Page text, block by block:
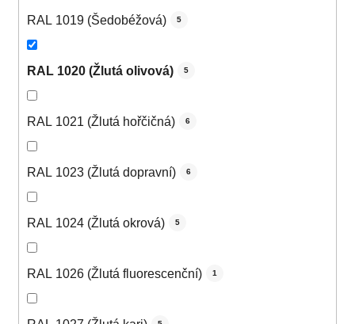
RAL 1019 (Šedobéžová) 5
RAL 1020 (Žlutá olivová) 5
RAL 1021 (Žlutá hořčičná) 6
RAL 1023 (Žlutá dopravní) 6
RAL 1024 (Žlutá okrová) 5
RAL 1026 (Žlutá fluorescenční) 1